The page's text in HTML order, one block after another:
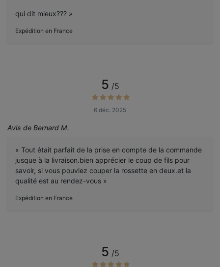
qui dit mieux??? »
Expédition en France
5 /5
6 déc. 2025
Avis de Bernard M.
« Tout était parfait de la prise en compte de la commande
jusque à la livraison.bien apprécier le coup de fils pour
savoir, si vous pouviez couper la rossette en deux.et la
qualité est au rendez-vous »
Expédition en France
5 /5